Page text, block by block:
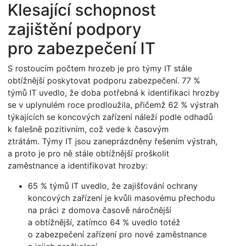
Klesající schopnost
zajištění podpory
pro zabezpečení IT
S rostoucím počtem hrozeb je pro týmy IT stále
obtížnější poskytovat podporu zabezpečení. 77 %
týmů IT uvedlo, že doba potřebná k identifikaci hrozby
se v uplynulém roce prodloužila, přičemž 62 % výstrah
týkajících se koncových zařízení náleží podle odhadů
k falešně pozitivním, což vede k časovým
ztrátám. Týmy IT jsou zaneprázdněny řešením výstrah,
a proto je pro ně stále obtížnější proškolit
zaměstnance a identifikovat hrozby:
65 % týmů IT uvedlo, že zajišťování ochrany
koncových zařízení je kvůli masovému přechodu
na práci z domova časově náročnější
a obtížnější, zatímco 64 % uvedlo totéž
o zabezpečení zařízení pro nové zaměstnance